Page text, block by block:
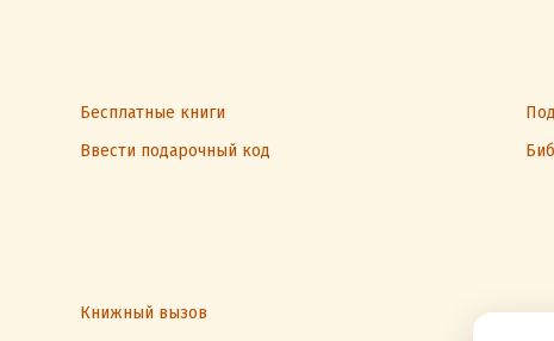
Бесплатные книги
Ввести подарочный код
Книжный вызов